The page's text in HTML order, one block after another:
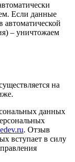
Если данные
автоматической
– уничтожаем
на
данных
. Отзыв
вступает в силу